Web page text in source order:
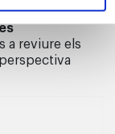
esportista i
a reviure els